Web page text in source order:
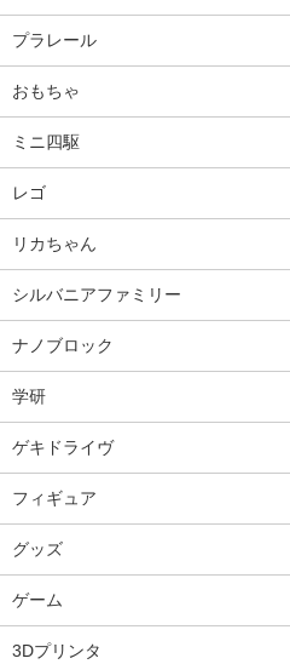
プラレール
おもちゃ
ミニ四駆
レゴ
リカちゃん
シルバニアファミリー
ナノブロック
学研
ゲキドライヴ
フィギュア
グッズ
ゲーム
3Dプリンタ